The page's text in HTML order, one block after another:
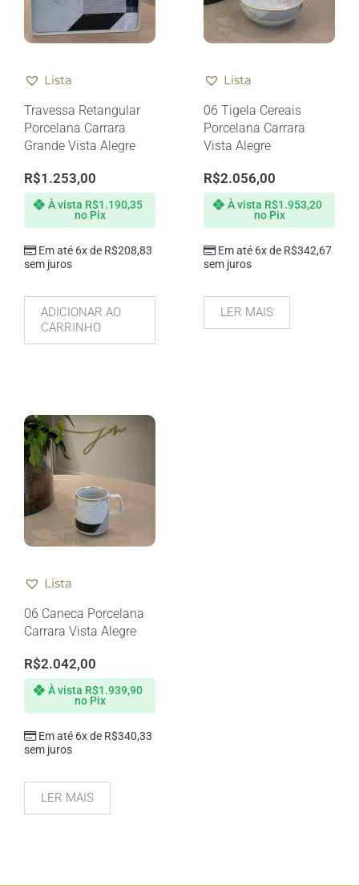
Lista
Travessa Retangular
Porcelana Carrara
Grande Vista Alegre
R$1.253,00
Em até 6x de R$208,83
sem juros
À vista R$1.190,35
no Pix
ADICIONAR AO
CARRINHO
Lista
06 Tigela Cereais
Porcelana Carrara
Vista Alegre
R$2.056,00
Em até 6x de R$342,67
sem juros
À vista R$1.953,20
no Pix
LER MAIS
Lista
06 Caneca Porcelana
Carrara Vista Alegre
R$2.042,00
Em até 6x de R$340,33
sem juros
À vista R$1.939,90
no Pix
LER MAIS